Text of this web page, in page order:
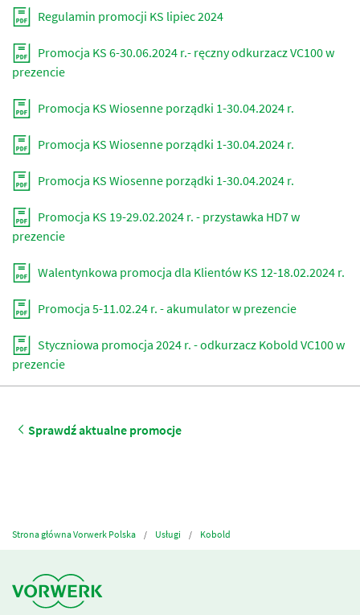
Regulamin promocji KS lipiec 2024
Promocja KS 6-30.06.2024 r.- ręczny odkurzacz VC100 w
prezencie
Promocja KS Wiosenne porządki 1-30.04.2024 r.
Promocja KS Wiosenne porządki 1-30.04.2024 r.
Promocja KS Wiosenne porządki 1-30.04.2024 r.
Promocja KS 19-29.02.2024 r. - przystawka HD7 w
prezencie
Walentynkowa promocja dla Klientów KS 12-18.02.2024 r.
Promocja 5-11.02.24 r. - akumulator w prezencie
Styczniowa promocja 2024 r. - odkurzacz Kobold VC100 w
prezencie
Sprawdź aktualne promocje
Strona główna Vorwerk Polska Usługi Kobold